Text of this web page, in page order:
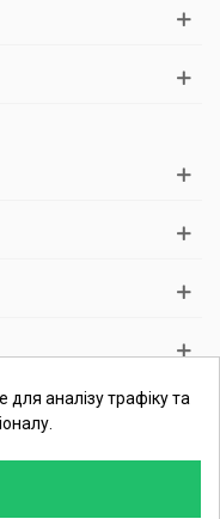
запису в ЄДР 2 673 000
Перевірити ФОП
аналізу трафіку та